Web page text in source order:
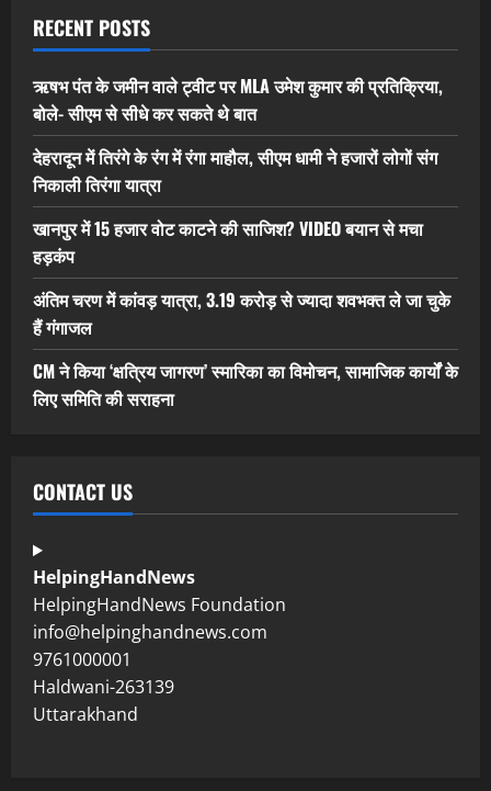
RECENT POSTS
ऋषभ पंत के जमीन वाले ट्वीट पर MLA उमेश कुमार की प्रतिक्रिया,
बोले- सीएम से सीधे कर सकते थे बात
देहरादून में तिरंगे के रंग में रंगा माहौल, सीएम धामी ने हजारों लोगों संग
निकाली तिरंगा यात्रा
खानपुर में 15 हजार वोट काटने की साजिश? VIDEO बयान से मचा
हड़कंप
अंतिम चरण में कांवड़ यात्रा, 3.19 करोड़ से ज्यादा शवभक्त ले जा चुके
हैं गंगाजल
CM ने किया ‘क्षत्रिय जागरण’ स्मारिका का विमोचन, सामाजिक कार्यों के
लिए समिति की सराहना
CONTACT US
HelpingHandNews
HelpingHandNews Foundation
info@helpinghandnews.com
9761000001
Haldwani-263139
Uttarakhand